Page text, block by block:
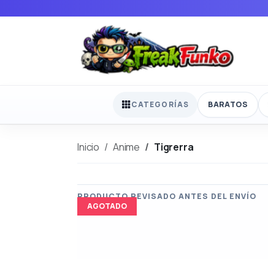
CATEGORÍAS BARATOS
Inicio Anime Tigrerra
AGOTADO